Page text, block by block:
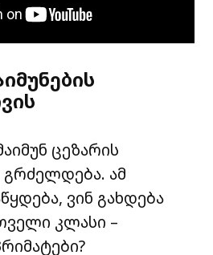
ცეზარის
ამ
ვინ გახდება
კლასი –